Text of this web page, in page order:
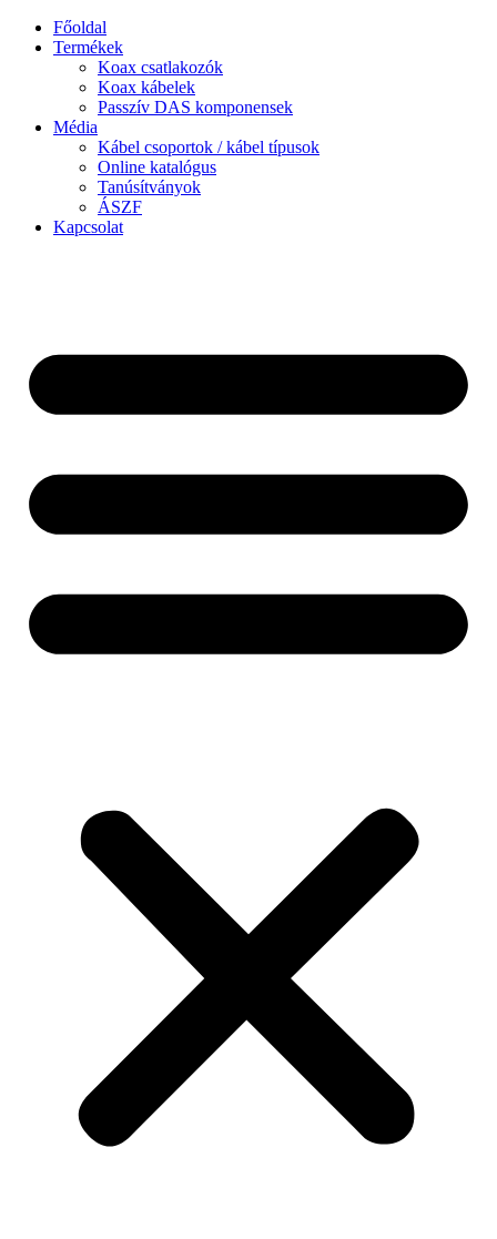
Ugrás
tartalomhoz
Főoldal
Termékek
Koax csatlakozók
Koax kábelek
Passzív DAS komponensek
Média
Kábel csoportok / kábel típusok
Online katalógus
Tanúsítványok
ÁSZF
Kapcsolat